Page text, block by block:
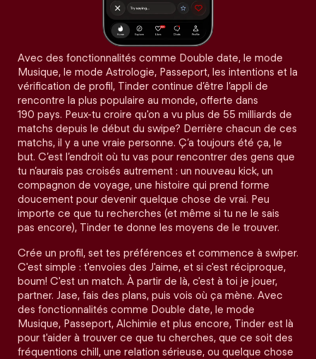
Avec des fonctionnalités comme Double date, le mode
Musique, le mode Astrologie, Passeport, les intentions et la
vérification de profil, Tinder continue d’être l’appli de
rencontre la plus populaire au monde, offerte dans
190 pays. Peux-tu croire qu'on a vu plus de 55 milliards de
matchs depuis le début du swipe? Derrière chacun de ces
matchs, il y a une vraie personne. Ç’a toujours été ça, le
but. C’est l’endroit où tu vas pour rencontrer des gens que
tu n’aurais pas croisés autrement : un nouveau kick, un
compagnon de voyage, une histoire qui prend forme
doucement pour devenir quelque chose de vrai. Peu
importe ce que tu recherches (et même si tu ne le sais
pas encore), Tinder te donne les moyens de le trouver.
Crée un profil, set tes préférences et commence à swiper.
C'est simple : t'envoies des J'aime, et si c'est réciproque,
boum! C'est un match. À partir de là, c'est à toi je jouer,
partner. Jase, fais des plans, puis vois où ça mène. Avec
des fonctionnalités comme Double date, le mode
Musique, Passeport, Alchimie et plus encore, Tinder est là
pour t'aider à trouver ce que tu cherches, que ce soit des
fréquentions chill, une relation sérieuse, ou quelque chose